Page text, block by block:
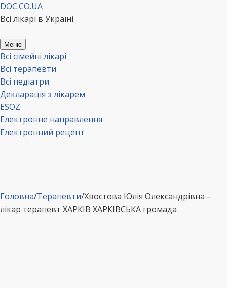
Перейти
до
DOC.CO.UA
Всі лікарі в Україні
Меню
Всі сімейні лікарі
Всі терапевти
Всі педіатри
Декларація з лікарем
ESOZ
Електронне направлення
Електронний рецепт
Головна/Терапевти/Хвостова Юлія Олександрівна –
лікар терапевт ХАРКІВ ХАРКІВСЬКА громада